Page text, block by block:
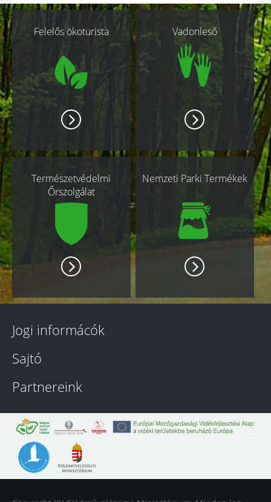
Kapcsolódó
oldalakFelelős ökoturista Vadonleső
Természetvédelmi
Őrszolgálat
Nemzeti Parki Termékek
Jogi informácók
Sajtó
Partnereink